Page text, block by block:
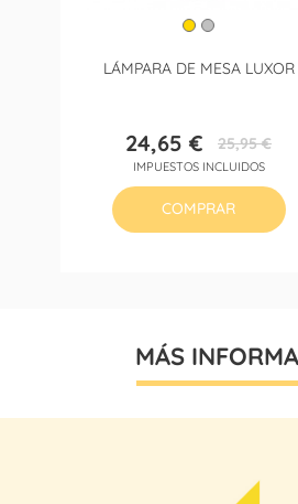
LÁMPARA DE MESA LUXOR
Precio
24,65 €Precio
base
25,95 €
IMPUESTOS INCLUIDOS
COMPRAR
MÁS